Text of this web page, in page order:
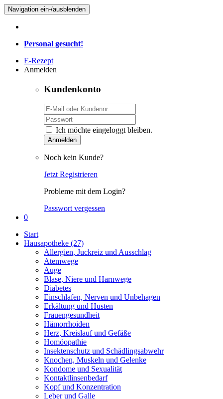
Navigation ein-/ausblenden
Personal gesucht!
E-Rezept
Anmelden
Kundenkonto
Ich möchte eingeloggt bleiben.
Anmelden
Noch kein Kunde?
Jetzt Registrieren
Probleme mit dem Login?
Passwort vergessen
0
Start
Hausapotheke (27)
Allergien, Juckreiz und Ausschlag
Atemwege
Auge
Blase, Niere und Harnwege
Diabetes
Einschlafen, Nerven und Unbehagen
Erkältung und Husten
Frauengesundheit
Hämorrhoiden
Herz, Kreislauf und Gefäße
Homöopathie
Insektenschutz und Schädlingsabwehr
Knochen, Muskeln und Gelenke
Kondome und Sexualität
Kontaktlinsenbedarf
Kopf und Konzentration
Leber und Galle